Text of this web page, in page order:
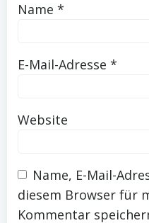
Name *
E-Mail-Adresse *
Website
Name, E-Mail-
diesem Browser für
Kommentar